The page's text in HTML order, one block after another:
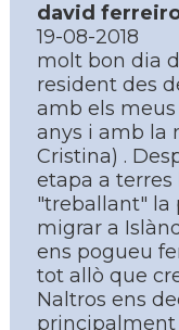
david
19-08-2018
molt bon dia
resident des
amb els
anys i amb la
Cristina) .
etapa a
"treballant" la
migrar a
ens pogueu
tot allò que
Naltros ens
principalment